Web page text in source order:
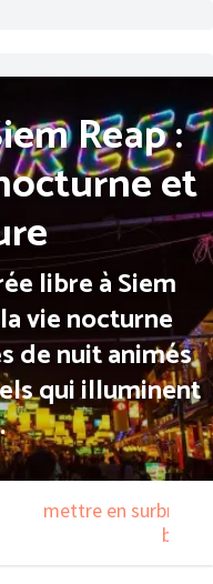
Reap :
et
libre à Siem
vie nocturne
de nuit animés
qui illuminent
mettre en
barre